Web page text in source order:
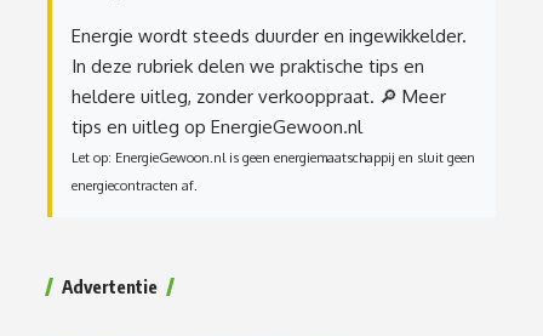
Energie wordt steeds duurder en ingewikkelder.
In deze rubriek delen we praktische tips en
heldere uitleg, zonder verkooppraat. 🔎 Meer
tips en uitleg op EnergieGewoon.nl
Let op: EnergieGewoon.nl is geen energiemaatschappij en sluit geen
energiecontracten af.
Advertentie